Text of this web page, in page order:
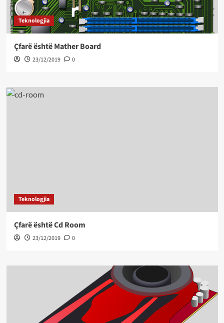
Teknologjia
Çfarë është Mather Board
23/12/2019 0
Teknologjia
Çfarë është Cd Room
23/12/2019 0